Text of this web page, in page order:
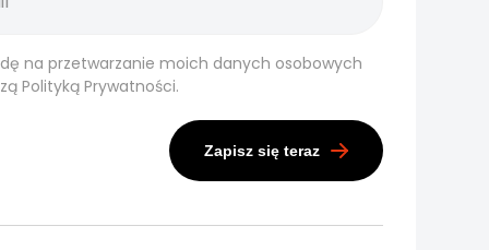
na przetwarzanie moich danych osobowych
Polityką Prywatności.
Zapisz się teraz